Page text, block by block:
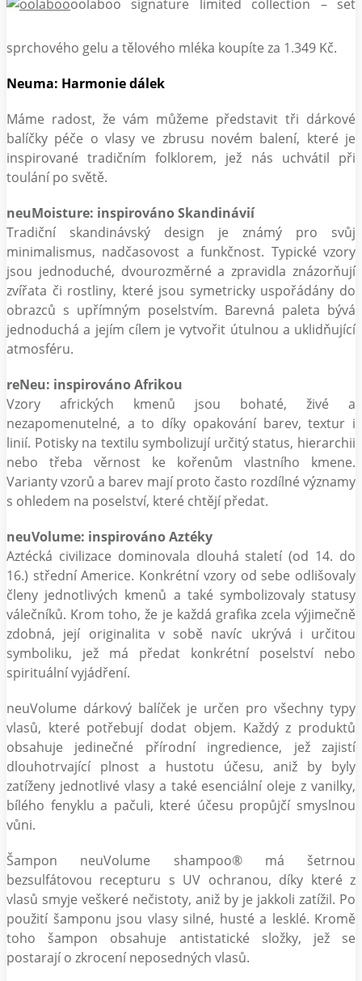
oolaboo signature limited collection – set
sprchového gelu a tělového mléka koupíte za 1.349 Kč.
Neuma: Harmonie dálek
Máme radost, že vám můžeme představit tři dárkové
balíčky péče o vlasy ve zbrusu novém balení, které je
inspirované tradičním folklorem, jež nás uchvátil při
toulání po světě.
neuMoisture: inspirováno Skandinávií
Tradiční skandinávský design je známý pro svůj
minimalismus, nadčasovost a funkčnost. Typické vzory
jsou jednoduché, dvourozměrné a zpravidla znázorňují
zvířata či rostliny, které jsou symetricky uspořádány do
obrazců s upřímným poselstvím. Barevná paleta bývá
jednoduchá a jejím cílem je vytvořit útulnou a uklidňující
atmosféru.
reNeu: inspirováno Afrikou
Vzory afrických kmenů jsou bohaté, živé a
nezapomenutelné, a to díky opakování barev, textur i
linií. Potisky na textilu symbolizují určitý status, hierarchii
nebo třeba věrnost ke kořenům vlastního kmene.
Varianty vzorů a barev mají proto často rozdílné významy
s ohledem na poselství, které chtějí předat.
neuVolume: inspirováno Aztéky
Aztécká civilizace dominovala dlouhá staletí (od 14. do
16.) střední Americe. Konkrétní vzory od sebe odlišovaly
členy jednotlivých kmenů a také symbolizovaly statusy
válečníků. Krom toho, že je každá grafika zcela výjimečně
zdobná, její originalita v sobě navíc ukrývá i určitou
symboliku, jež má předat konkrétní poselství nebo
spirituální vyjádření.
neuVolume dárkový balíček je určen pro všechny typy
vlasů, které potřebují dodat objem. Každý z produktů
obsahuje jedinečné přírodní ingredience, jež zajistí
dlouhotrvající plnost a hustotu účesu, aniž by byly
zatíženy jednotlivé vlasy a také esenciální oleje z vanilky,
bílého fenyklu a pačuli, které účesu propůjčí smyslnou
vůni.
Šampon neuVolume shampoo® má šetrnou
bezsulfátovou recepturu s UV ochranou, díky které z
vlasů smyje veškeré nečistoty, aniž by je jakkoli zatížil. Po
použití šamponu jsou vlasy silné, husté a lesklé. Kromě
toho šampon obsahuje antistatické složky, jež se
postarají o zkrocení neposedných vlasů.